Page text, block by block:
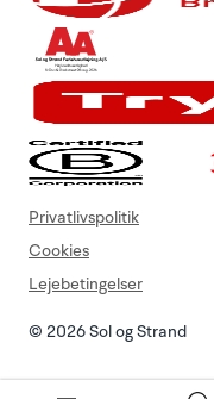
© 2026 Sol og Strand
Privatlivspolitik
Cookies
Lejebetingelser